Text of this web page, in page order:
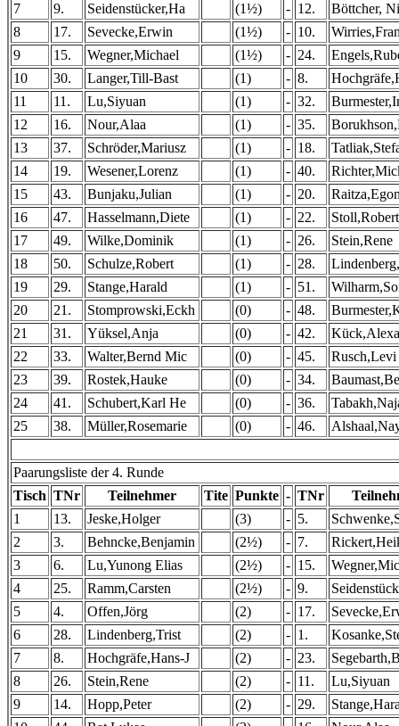
7
9. Seidenstücker,Ha (1½) - 12.
Böttcher,
8
17. Sevecke,Erwin (1½) - 10.
9
15. Wegner,Michael (1½) - 24.
10
30. Langer,Till-Bast (1) - 8.
11
11. Lu,Siyuan (1) - 32.
12
16. Nour,Alaa (1) - 35.
13
37. Schröder,Mariusz (1) - 18.
14
19. Wesener,Lorenz (1) - 40.
15
43. Bunjaku,Julian (1) - 20.
16
47. Hasselmann,Diete (1) - 22.
Stoll,Robert
17
49. Wilke,Dominik (1) - 26.
Stein,Rene
18
50. Schulze,Robert (1) - 28.
19
29. Stange,Harald (1) - 51.
20
21. Stomprowski,Eckh (0) - 48.
21
31. Yüksel,Anja (0) - 42.
22
33. Walter,Bernd Mic (0) - 45.
23
39. Rostek,Hauke (0) - 34.
24
41. Schubert,Karl He (0) - 36.
25
38. Müller,Rosemarie (0) - 46.
Paarungsliste der 4. Runde
Tisch TNr Teilnehmer Tite Punkte - TNr
1
13. Jeske,Holger (3) - 5.
2
3. Behncke,Benjamin (2½) - 7.
3
6. Lu,Yunong Elias (2½) - 15.
4
25. Ramm,Carsten (2½) - 9.
5
4. Offen,Jörg (2) - 17.
6
28. Lindenberg,Trist (2) - 1.
7
8. Hochgräfe,Hans-J (2) - 23.
8
26. Stein,Rene (2) - 11.
Lu,Siyuan
9
14. Hopp,Peter (2) - 29.